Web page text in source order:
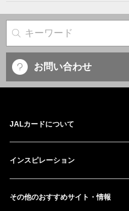
サイト内検索
お問い合わせ
JALカードについて
インスピレーション
その他のおすすめサイト・情報